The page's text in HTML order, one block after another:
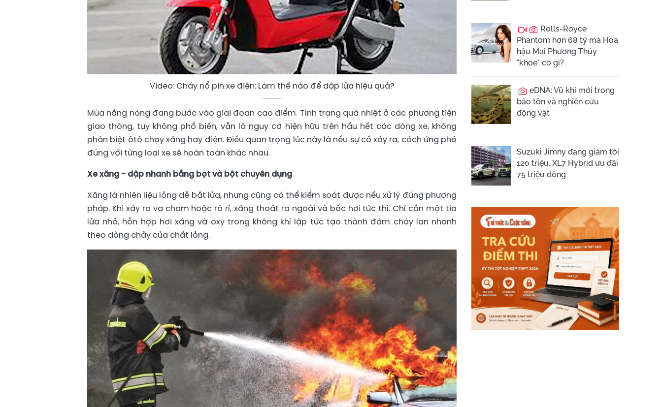
Video
Video: Cháy nổ pin xe điện: Làm thế nào để dập lửa hiệu quả?
Mùa nắng nóng đang bước vào giai đoạn cao điểm. Tình trạng quá nhiệt ở các phương tiện
giao thông, tuy không phổ biến, vẫn là nguy cơ hiện hữu trên hầu hết các dòng xe, không
phân biệt ôtô chạy xăng hay điện. Điều quan trọng lúc này là nếu sự cố xảy ra, cách ứng phó
đúng với từng loại xe sẽ hoàn toàn khác nhau.
Xe xăng - dập nhanh bằng bọt và bột chuyên dụng
Xăng là nhiên liệu lỏng dễ bắt lửa, nhưng cũng có thể kiểm soát được nếu xử lý đúng phương
pháp. Khi xảy ra va chạm hoặc rò rỉ, xăng thoát ra ngoài và bốc hơi tức thì. Chỉ cần một tia
lửa nhỏ, hỗn hợp hơi xăng và oxy trong không khí lập tức tạo thành đám cháy lan nhanh
theo dòng chảy của chất lỏng.
Rolls-Royce
Phantom hơn 68 tỷ mà Hoa
hậu Mai Phương Thúy
"khoe" có gì?
eDNA: Vũ khí mới trong
bảo tồn và nghiên cứu
động vật
Suzuki Jimny đang giảm tới
120 triệu, XL7 Hybrid ưu đãi
75 triệu đồng